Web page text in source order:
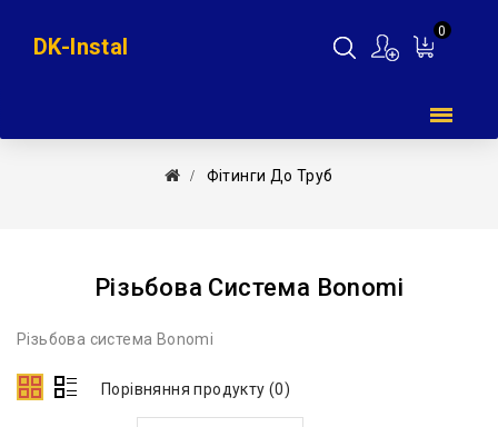
0
DK-Instal
Фітинги До Труб
Різьбова Система Bonomi
Різьбова система Bonomi
Порівняння продукту (0)